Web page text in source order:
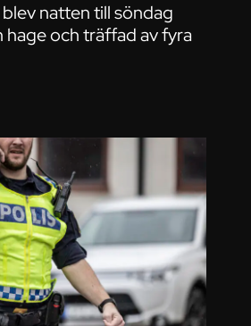
natten till söndag
hage och träffad av fyra